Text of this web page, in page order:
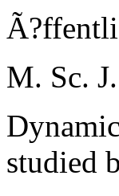
M. Sc.
studied